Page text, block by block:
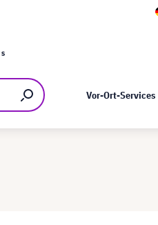
Vor-Ort-Services